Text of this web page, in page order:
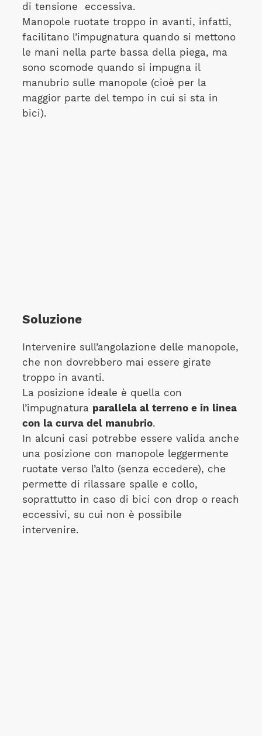
di tensione eccessiva.
Manopole ruotate troppo in avanti, infatti,
facilitano l’impugnatura quando si mettono
le mani nella parte bassa della piega, ma
sono scomode quando si impugna il
manubrio sulle manopole (cioè per la
maggior parte del tempo in cui si sta in
bici).
Soluzione
Intervenire sull’angolazione delle manopole,
che non dovrebbero mai essere girate
troppo in avanti.
La posizione ideale è quella con
l’impugnatura parallela al terreno e in linea
con la curva del manubrio.
In alcuni casi potrebbe essere valida anche
una posizione con manopole leggermente
ruotate verso l’alto (senza eccedere), che
permette di rilassare spalle e collo,
soprattutto in caso di bici con drop o reach
eccessivi, su cui non è possibile
intervenire.